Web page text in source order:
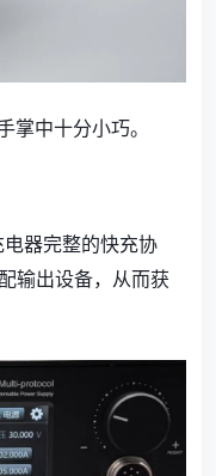
中十分小巧。
器完整的快充协
输出设备，从而获